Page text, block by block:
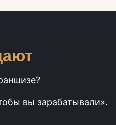
вы зарабатывали».